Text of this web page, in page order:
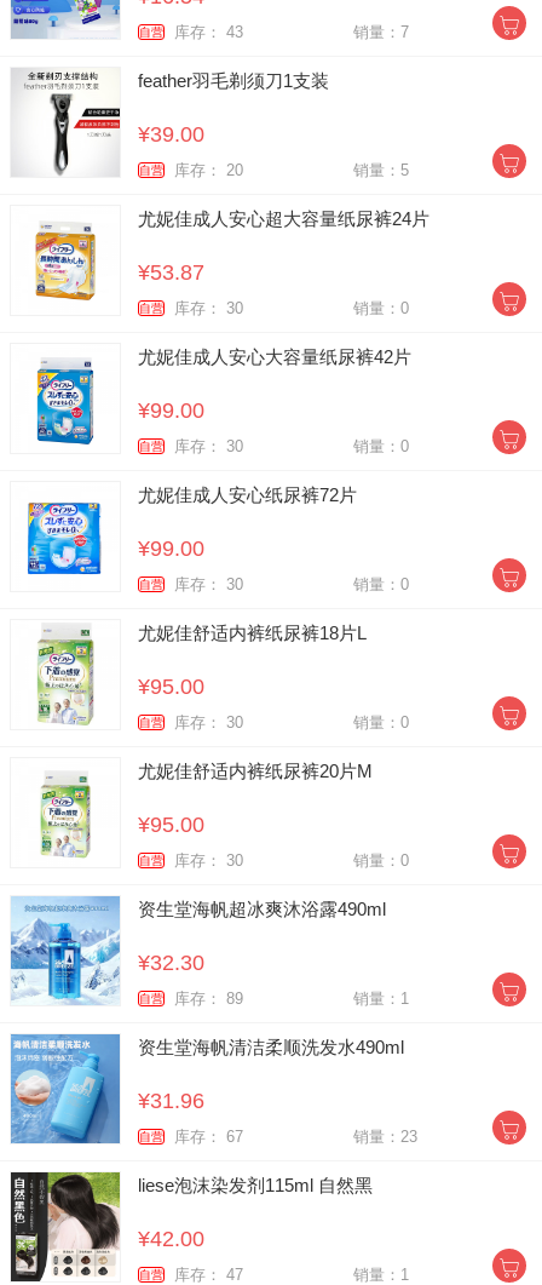
自营 库存： 43 销量：7
feather羽毛剃须刀1支装
¥39.00
自营 库存： 20 销量：5
尤妮佳成人安心超大容量纸尿裤24片
¥53.87
自营 库存： 30 销量：0
尤妮佳成人安心大容量纸尿裤42片
¥99.00
自营 库存： 30 销量：0
尤妮佳成人安心纸尿裤72片
¥99.00
自营 库存： 30 销量：0
尤妮佳舒适内裤纸尿裤18片L
¥95.00
自营 库存： 30 销量：0
尤妮佳舒适内裤纸尿裤20片M
¥95.00
自营 库存： 30 销量：0
资生堂海帆超冰爽沐浴露490ml
¥32.30
自营 库存： 89 销量：1
资生堂海帆清洁柔顺洗发水490ml
¥31.96
自营 库存： 67 销量：23
liese泡沫染发剂115ml 自然黑
¥42.00
自营 库存： 47 销量：1